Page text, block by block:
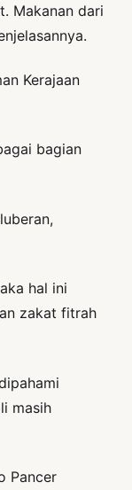
Makanan dari
Kerajaan
bagian
hal ini
zakat fitrah
masih
Pancer